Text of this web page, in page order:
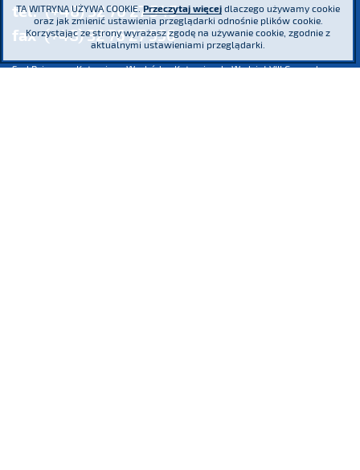
tel. (+48) 32 76 27 545
fax (+48) 32 76 27 556
Sąd Rejonowy Katowice - Wschód w Katowicach. Wydział VIII Gospodarczy
TA WITRYNA UŻYWA COOKIE.Przeczytaj więcej dlaczego używamy cookie
oraz jak zmienić ustawienia przeglądarki odnośnie plików cookie.
Korzystając ze strony wyrażasz zgodę na używanie cookie, zgodnie z
aktualnymi ustawieniami przeglądarki.